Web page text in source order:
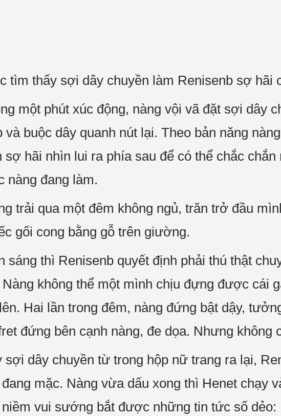
tìm thấy sợi dây chuyền làm Renisenb sợ hãi
một phút xúc động, nàng vội vã đặt sợi dây
và buộc dây quanh nút lại. Theo bản năng
sợ hãi nhìn lui ra phía sau để có thể chắc
nàng đang làm.
trải qua một đêm không ngủ, trăn trở đầu
gối cong bằng gỗ trên giường.
sáng thì Renisenb quyết định phải thú thật
Nàng không thể một mình chịu đựng được cái
Hai lần trong đêm, nàng đứng bật dậy,
đứng bên cạnh nàng, đe dọa. Nhưng không
sợi dây chuyền từ trong hộp nữ trang ra lại,
mặc. Nàng vừa dấu xong thì Henet chạy
vui sướng bắt được những tin tức số dẻo: